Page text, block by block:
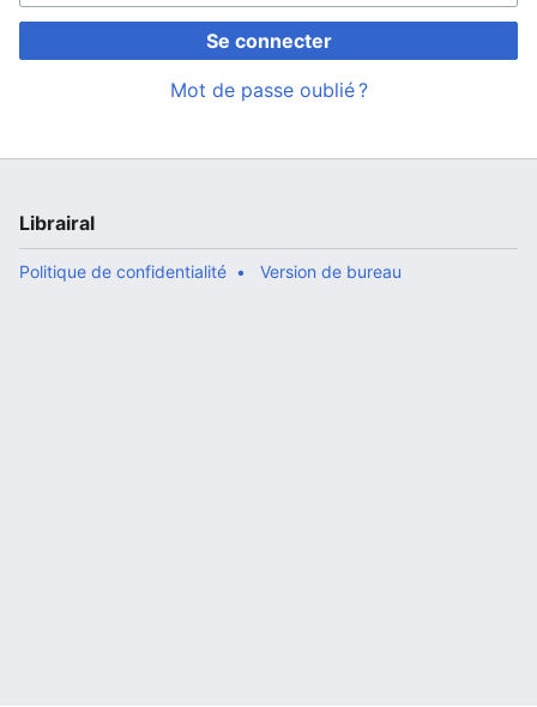
Se connecter
Mot de passe oublié ?
Librairal
Politique de confidentialité Version de bureau